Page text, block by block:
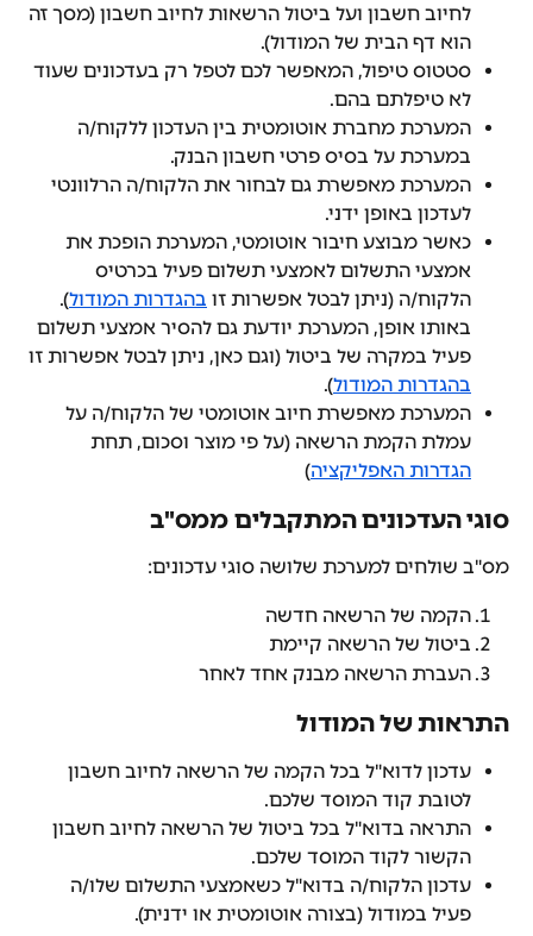
לחיוב חשבון ועל ביטול הרשאות לחיוב חשבון (מסך זה
הוא דף הבית של המודול).
סטטוס טיפול, המאפשר לכם לטפל רק בעדכונים שעוד
לא טיפלתם בהם.
המערכת מחברת אוטומטית בין העדכון ללקוח/ה
במערכת על בסיס פרטי חשבון הבנק.
המערכת מאפשרת גם לבחור את הלקוח/ה הרלוונטי
לעדכון באופן ידני.
כאשר מבוצע חיבור אוטומטי, המערכת הופכת את
אמצעי התשלום לאמצעי תשלום פעיל בכרטיס
הלקוח/ה (ניתן לבטל אפשרות זו בהגדרות המודול).
באותו אופן, המערכת יודעת גם להסיר אמצעי תשלום
פעיל במקרה של ביטול (וגם כאן, ניתן לבטל אפשרות זו
בהגדרות המודול).
המערכת מאפשרת חיוב אוטומטי של הלקוח/ה על
עמלת הקמת הרשאה (על פי מוצר וסכום, תחת
הגדרות האפליקציה)
סוגי העדכונים המתקבלים ממס"ב
מס"ב שולחים למערכת שלושה סוגי עדכונים:
הקמה של הרשאה חדשה
ביטול של הרשאה קיימת
העברת הרשאה מבנק אחד לאחר
התראות של המודול
עדכון לדוא"ל בכל הקמה של הרשאה לחיוב חשבון
לטובת קוד המוסד שלכם.
התראה בדוא"ל בכל ביטול של הרשאה לחיוב חשבון
הקשור לקוד המוסד שלכם.
עדכון הלקוח/ה בדוא"ל כשאמצעי התשלום שלו/ה
פעיל במודול (בצורה אוטומטית או ידנית).